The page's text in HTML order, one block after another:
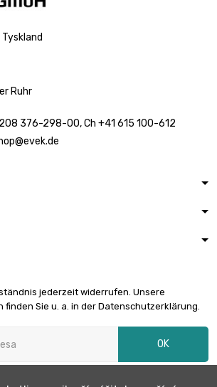
: 0.4mm
: 0.4mm
: 0.4mm
3,27 €
: 0.4mm
Ruhr
376-298-00, Ch +41 615 100-612
jederzeit widerrufen. Unsere
Sie u. a. in der Datenschutzerklärung.
OK